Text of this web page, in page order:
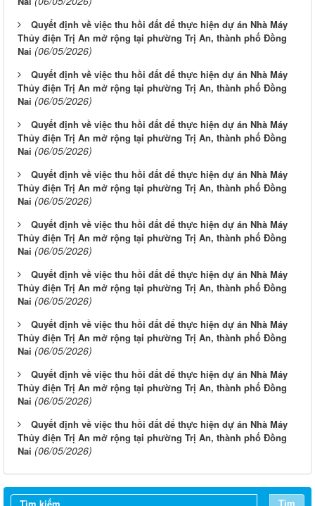
Quyết định về việc thu hồi đất để thực hiện dự án Nhà Máy
Thủy điện Trị An mở rộng tại phường Trị An, thành phố Đồng
Nai (06/05/2026)
Quyết định về việc thu hồi đất để thực hiện dự án Nhà Máy
Thủy điện Trị An mở rộng tại phường Trị An, thành phố Đồng
Nai (06/05/2026)
Quyết định về việc thu hồi đất để thực hiện dự án Nhà Máy
Thủy điện Trị An mở rộng tại phường Trị An, thành phố Đồng
Nai (06/05/2026)
Quyết định về việc thu hồi đất để thực hiện dự án Nhà Máy
Thủy điện Trị An mở rộng tại phường Trị An, thành phố Đồng
Nai (06/05/2026)
Quyết định về việc thu hồi đất để thực hiện dự án Nhà Máy
Thủy điện Trị An mở rộng tại phường Trị An, thành phố Đồng
Nai (06/05/2026)
Quyết định về việc thu hồi đất để thực hiện dự án Nhà Máy
Thủy điện Trị An mở rộng tại phường Trị An, thành phố Đồng
Nai (06/05/2026)
Quyết định về việc thu hồi đất để thực hiện dự án Nhà Máy
Thủy điện Trị An mở rộng tại phường Trị An, thành phố Đồng
Nai (06/05/2026)
Quyết định về việc thu hồi đất để thực hiện dự án Nhà Máy
Thủy điện Trị An mở rộng tại phường Trị An, thành phố Đồng
Nai (06/05/2026)
Quyết định về việc thu hồi đất để thực hiện dự án Nhà Máy
Thủy điện Trị An mở rộng tại phường Trị An, thành phố Đồng
Nai (06/05/2026)
Tìm